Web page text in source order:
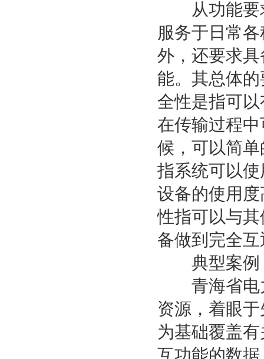
从功能要求
服务于日常
外，还要求
能。其总体
全性是指可
在传输过程
候，可以简
指系统可以
设备的使用
性指可以与
备做到完全
典型案例：
青海省电力
资源，着眼
为基础覆盖